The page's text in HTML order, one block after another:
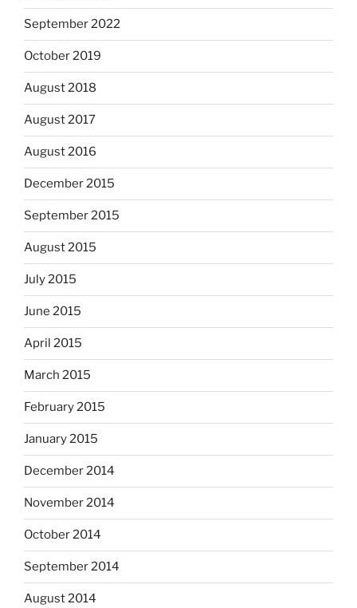
September 2022
October 2019
August 2018
August 2017
August 2016
December 2015
September 2015
August 2015
July 2015
June 2015
April 2015
March 2015
February 2015
January 2015
December 2014
November 2014
October 2014
September 2014
August 2014